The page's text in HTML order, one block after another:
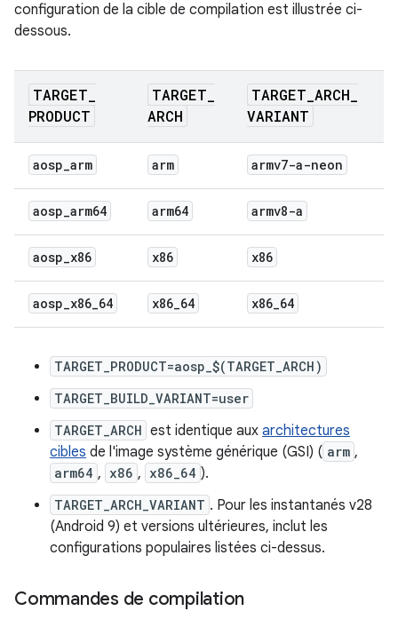
configuration de la cible de compilation est illustrée ci-
dessous.
TARGET
PRODUCT
TARGET
ARCH
TARGET ARCH
VARIANT
aosp_arm arm armv7-a-neon
aosp_arm64 arm64 armv8-a
aosp_x86 x86 x86
aosp_x86_64 x86_64 x86_64
TARGET_PRODUCT=aosp_$(TARGET_ARCH)
TARGET_BUILD_VARIANT=user
TARGET_ARCH est identique aux architectures
cibles de l'image système générique (GSI) ( arm ,
arm64 , x86 , x86_64 ).
TARGET_ARCH_VARIANT . Pour les instantanés v28
(Android 9) et versions ultérieures, inclut les
configurations populaires listées ci-dessus.
Commandes de compilation